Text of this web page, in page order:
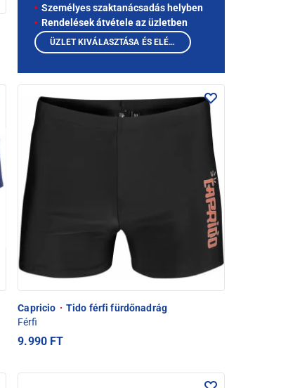
Capricio · Tido férfi fürdőnadrág
Férfi
9.990 FT
Személyes szaktanácsadás helyben
Rendelések átvétele az üzletben
ÜZLET KIVÁLASZTÁSA ÉS ELÉRHETŐ TERMÉKEK MEGTEKINTÉSE